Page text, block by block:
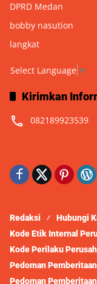
DPRD Medan
bobby nasution
langkat
Select Language ▼
Kirimkan
082189923539
Redaksi
Hubungi
Kode Etik Internal
Kode Perilaku
Pedoman
Pedoman